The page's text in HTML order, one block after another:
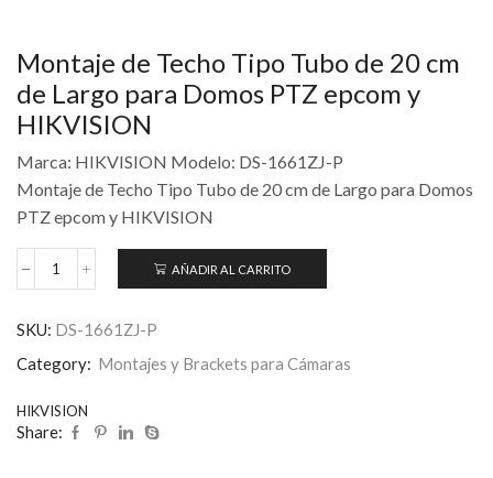
Montaje de Techo Tipo Tubo de 20 cm
de Largo para Domos PTZ epcom y
HIKVISION
Marca: HIKVISION Modelo: DS-1661ZJ-P
Montaje de Techo Tipo Tubo de 20 cm de Largo para Domos
PTZ epcom y HIKVISION
AÑADIR AL CARRITO
SKU: DS-1661ZJ-P
Category: Montajes y Brackets para Cámaras
HIKVISION
Share: